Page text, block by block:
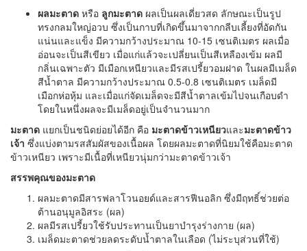
ผลมะตาด หรือ ลูกมะตาด ผลเป็นผลเดี่ยวสด ลักษณะเป็นรูป
ทรงกลมใหญ่อวบ ซึ่งเป็นกาบที่เกิดขึ้นมาจากกลีบเลี้ยงที่อัดกัน
แน่นและแข็ง มีความกว้างประมาณ 10-15 เซนติเมตร ผลเมื่อ
อ่อนจะเป็นสีเขียว เมื่อแก่แล้วจะเปลี่ยนเป็นสีเหลืองเข้ม ผลมี
กลิ่นเฉพาะตัว มีเมือกเหนียวและมีรสเปรี้ยวอมฝาด ในผลมีเมล็ด
สีน้ำตาล มีความกว้างประมาณ 0.5-0.8 เซนติเมตร เมล็ดมี
เมือกห่อหุ้ม และเมื่อแก่จัดเมล็ดจะมีสีน้ำตาลเข้มไปจนเกือบดำ
โดยในหนึ่งผลจะมีเมล็ดอยู่เป็นจำนวนมาก
มะตาด แยกเป็นชนิดย่อยได้อีก คือ มะตาดข้าวเหนียวและมะตาดข้าว
เจ้า ซึ่งแบ่งตามรสสัมผัสของเนื้อผล โดยผลมะตาดที่นิยมใช้คือมะตาด
ข้าวเหนียว เพราะมีเนื้อที่เหนียวนุ่มกว่ามะตาดข้าวเจ้า
สรรพคุณของมะตาด
ผลมะตาดมีสารฟลาโวนอยด์และสารฟีนอลิก ซึ่งมีฤทธิ์ช่วยต่อ
ต้านอนุมูลอิสระ (ผล)
ผลมีรสเปรี้ยวใช้รับประทานเป็นยาบำรุงร่างกาย (ผล)
เมล็ดมะตาดช่วยลดระดับน้ำตาลในเลือด (ไม่ระบุส่วนที่ใช้)